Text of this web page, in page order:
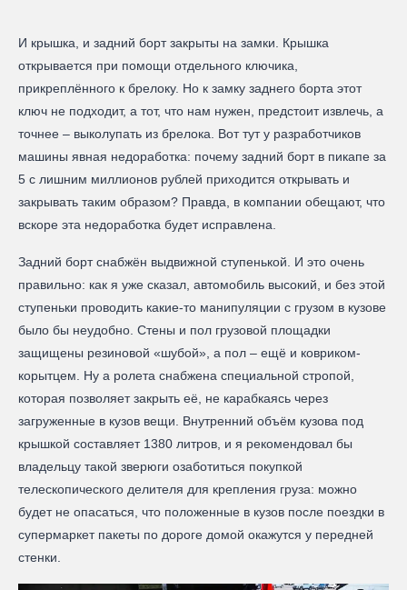
И крышка, и задний борт закрыты на замки. Крышка
открывается при помощи отдельного ключика,
прикреплённого к брелоку. Но к замку заднего борта этот
ключ не подходит, а тот, что нам нужен, предстоит извлечь, а
точнее – выколупать из брелока. Вот тут у разработчиков
машины явная недоработка: почему задний борт в пикапе за
5 с лишним миллионов рублей приходится открывать и
закрывать таким образом? Правда, в компании обещают, что
вскоре эта недоработка будет исправлена.
Задний борт снабжён выдвижной ступенькой. И это очень
правильно: как я уже сказал, автомобиль высокий, и без этой
ступеньки проводить какие-то манипуляции с грузом в кузове
было бы неудобно. Стены и пол грузовой площадки
защищены резиновой «шубой», а пол – ещё и ковриком-
корытцем. Ну а ролета снабжена специальной стропой,
которая позволяет закрыть её, не карабкаясь через
загруженные в кузов вещи. Внутренний объём кузова под
крышкой составляет 1380 литров, и я рекомендовал бы
владельцу такой зверюги озаботиться покупкой
телескопического делителя для крепления груза: можно
будет не опасаться, что положенные в кузов после поездки в
супермаркет пакеты по дороге домой окажутся у передней
стенки.